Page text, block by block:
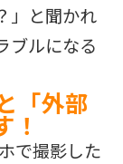
」と聞かれ
ブルになる
「外部
！
で撮影した